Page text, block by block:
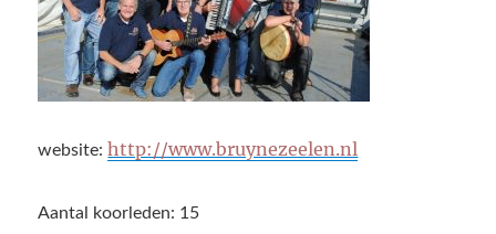
website: http://www.bruynezeelen.nl
Aantal koorleden: 15